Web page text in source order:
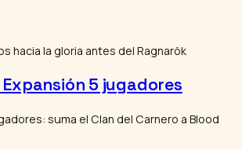
hacia la gloria antes del Ragnarök
Expansión 5 jugadores
suma el Clan del Carnero a Blood